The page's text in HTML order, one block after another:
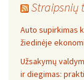
Straipsnių
Auto supirkimas
žiedinėje
Užsakymų
ir diegimas: